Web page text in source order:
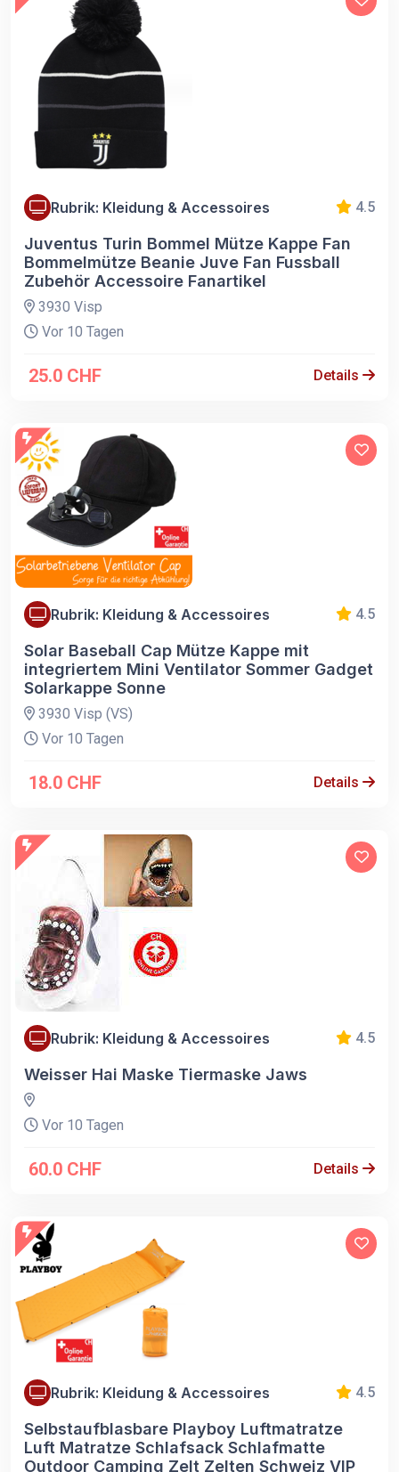
Rubrik: Kleidung & Accessoires 4.5
Juventus Turin Bommel Mütze Kappe Fan
Bommelmütze Beanie Juve Fan Fussball
Zubehör Accessoire Fanartikel
3930 Visp
Vor 10 Tagen
25.0 CHF Details
Rubrik: Kleidung & Accessoires 4.5
Solar Baseball Cap Mütze Kappe mit
integriertem Mini Ventilator Sommer Gadget
Solarkappe Sonne
3930 Visp (VS)
Vor 10 Tagen
18.0 CHF Details
Rubrik: Kleidung & Accessoires 4.5
Weisser Hai Maske Tiermaske Jaws
Vor 10 Tagen
60.0 CHF Details
Rubrik: Kleidung & Accessoires 4.5
Selbstaufblasbare Playboy Luftmatratze
Luft Matratze Schlafsack Schlafmatte
Outdoor Camping Zelt Zelten Schweiz VIP